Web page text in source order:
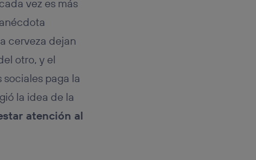
vez es más
cerveza dejan
otro, y el
paga la
la idea de la
atención al